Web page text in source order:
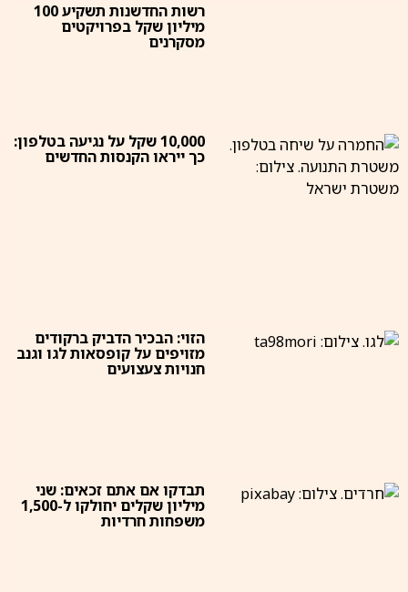
רשות החדשנות תשקיע 100
מיליון שקל בפרויקטים
מסקרנים
10,000 שקל על נגיעה בטלפון:
כך ייראו הקנסות החדשים
הזוי: הבכיר הדביק ברקודים
מזויפים על קופסאות לגו וגנב
חנויות צעצועים
תבדקו אם אתם זכאים: שני
מיליון שקלים יחולקו ל-1,500
משפחות חרדיות